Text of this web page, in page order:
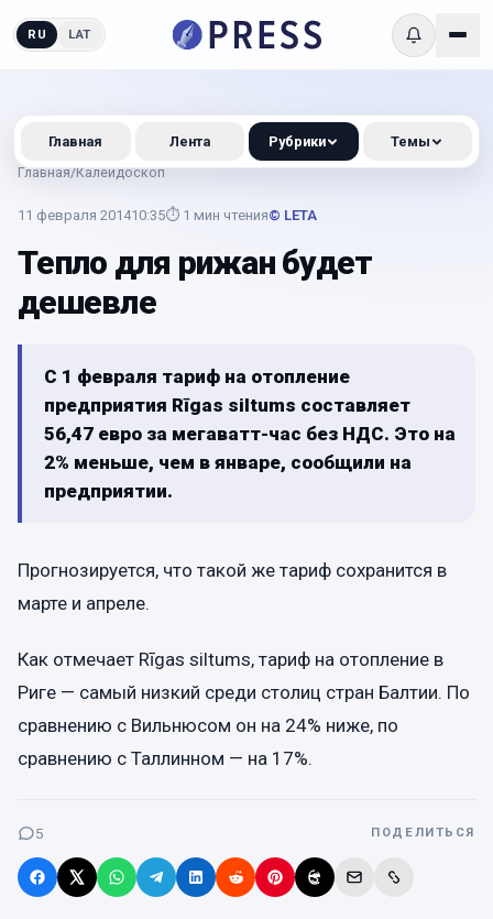
RU LAT
Главная/Калейдоскоп
11 февраля 201410:35⏱ 1 мин чтения© LETA
Тепло для рижан будет
дешевле
С 1 февраля тариф на отопление
предприятия Rīgas siltums составляет
56,47 евро за мегаватт-час без НДС. Это на
2% меньше, чем в январе, сообщили на
предприятии.
Прогнозируется, что такой же тариф сохранится в
марте и апреле.
Как отмечает Rīgas siltums, тариф на отопление в
Риге — самый низкий среди столиц стран Балтии. По
сравнению с Вильнюсом он на 24% ниже, по
сравнению с Таллинном — на 17%.
5 ПОДЕЛИТЬСЯ
Главная Лента Рубрики Темы